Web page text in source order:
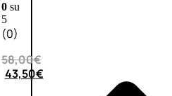
0su
5
(0)
58,00€
43,50€